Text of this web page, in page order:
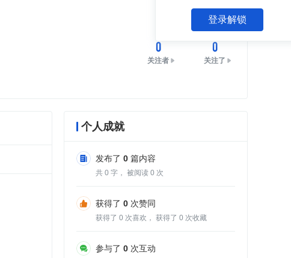
登录解锁
关注
0
关注者
0
关注了
个人成就
发布了 0 篇内容
共 0 字， 被阅读 0 次
获得了 0 次赞同
获得了 0 次喜欢， 获得了 0 次收藏
参与了 0 次互动